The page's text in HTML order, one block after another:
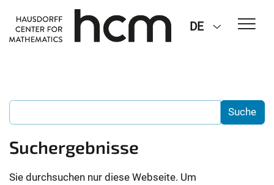
DE
Suchergebnisse
Sie durchsuchen nur diese Webseite. Um